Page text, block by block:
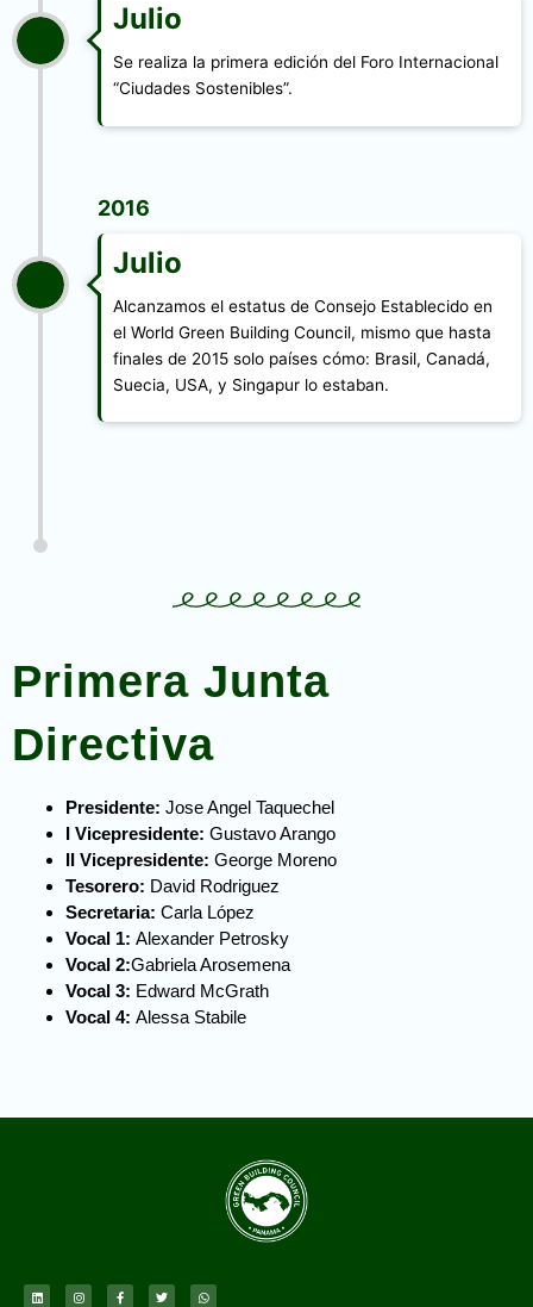
Julio
Se realiza la primera edición del Foro Internacional
“Ciudades Sostenibles”.
2016
Julio
Alcanzamos el estatus de Consejo Establecido en
el World Green Building Council, mismo que hasta
finales de 2015 solo países cómo: Brasil, Canadá,
Suecia, USA, y Singapur lo estaban.
Primera Junta
Directiva
Presidente: Jose Angel Taquechel
I Vicepresidente: Gustavo Arango
II Vicepresidente: George Moreno
Tesorero: David Rodriguez
Secretaria: Carla López
Vocal 1: Alexander Petrosky
Vocal 2:Gabriela Arosemena
Vocal 3: Edward McGrath
Vocal 4: Alessa Stabile
n
k
s
t
c
e
i
t
a
t